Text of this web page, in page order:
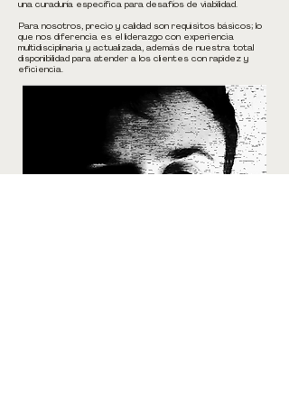
una curaduría específica para desafíos de viabilidad.
Para nosotros, precio y calidad son requisitos básicos; lo
que nos diferencia es el liderazgo con experiencia
multidisciplinaria y actualizada, además de nuestra total
disponibilidad para atender a los clientes con rapidez y
eficiencia.